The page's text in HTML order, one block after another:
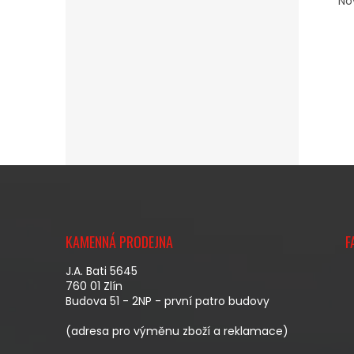
KAMENNÁ PRODEJNA
J.A. Bati 5645
760 01 Zlín
Budova 51 - 2NP - první patro budovy
(adresa pro výměnu zboží a reklamace)